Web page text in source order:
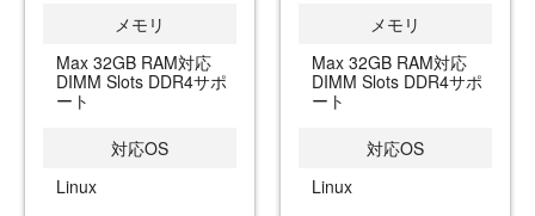
メモリ
Max 32GB RAM対応
DIMM Slots DDR4サポ
ート
対応OS
Linux
メモリ
Max 32GB RAM対応
DIMM Slots DDR4サポ
ート
対応OS
Linux